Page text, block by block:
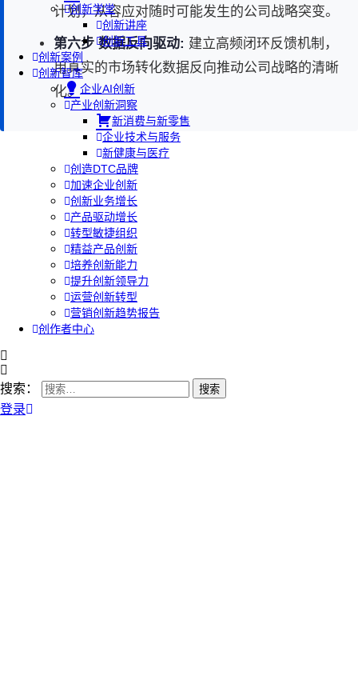
创新学堂
创新讲座
创新工具
创新案例
创新智库
企业AI创新
产业创新洞察
新消费与新零售
企业技术与服务
新健康与医疗
创造DTC品牌
加速企业创新
创新业务增长
产品驱动增长
转型敏捷组织
精益产品创新
培养创新能力
提升创新领导力
运营创新转型
营销创新趋势报告
创作者中心
搜索：
登录
计划，从容应对随时可能发生的公司战略突变。
第六步 数据反向驱动: 建立高频闭环反馈机制，
用真实的市场转化数据反向推动公司战略的清晰
化。